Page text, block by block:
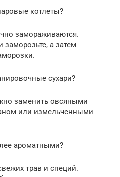
котлеты?
замораживаются.
заморозьте, а затем
сухари?
заменить овсяными
или измельченными
ароматными?
трав и специй.